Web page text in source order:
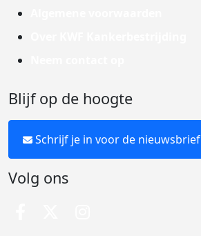
Blijf op de hoogte
Schrijf je in voor de nieuwsbrief
Volg ons